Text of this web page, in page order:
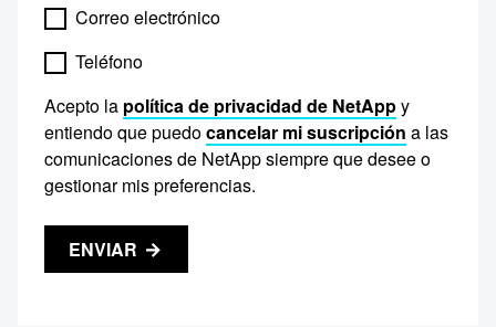
Correo electrónico
Teléfono
Acepto la política de privacidad de NetAppy
entiendo que puedocancelar mi suscripción a las
comunicaciones de NetApp siempre que desee o
gestionar mis preferencias.
ENVIAR